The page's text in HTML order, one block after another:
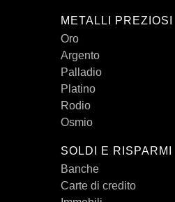
METALLI PREZIOSI
Oro
Argento
Palladio
Platino
Rodio
Osmio
SOLDI E RISPARMI
Banche
Carte di credito